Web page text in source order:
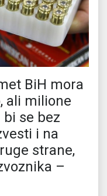
BiH mora
ali milione
se bez
i na
strane,
–